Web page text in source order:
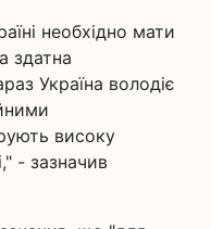
необхідно мати
здатна
Україна володіє
високу
- зазначив